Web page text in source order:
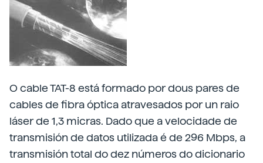
O cable TAT-8 está formado por dous pares de
cables de fibra óptica atravesados por un raio
láser de 1,3 micras. Dado que a velocidade de
transmisión de datos utilizada é de 296 Mbps, a
transmisión total do dez números do dicionario